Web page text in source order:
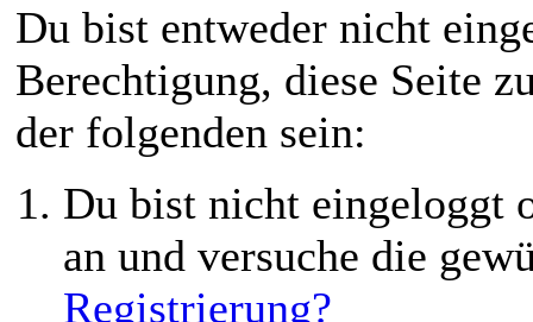
Du bist entweder nicht
Berechtigung, diese Seite
der folgenden sein:
Du bist nicht eingeloggt
an und versuche die
Registrierung?